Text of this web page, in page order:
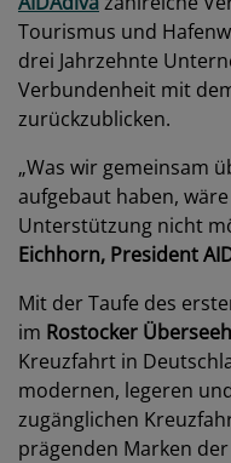
Tourismus und
drei Jahrzehnte
Verbundenheit mit
zurückzublicken.
„Was wir gemeinsam
aufgebaut haben,
Unterstützung nicht
Eichhorn, President
Mit der Taufe des
im Rostocker
Kreuzfahrt in
modernen, legeren
zugänglichen
prägenden Marken